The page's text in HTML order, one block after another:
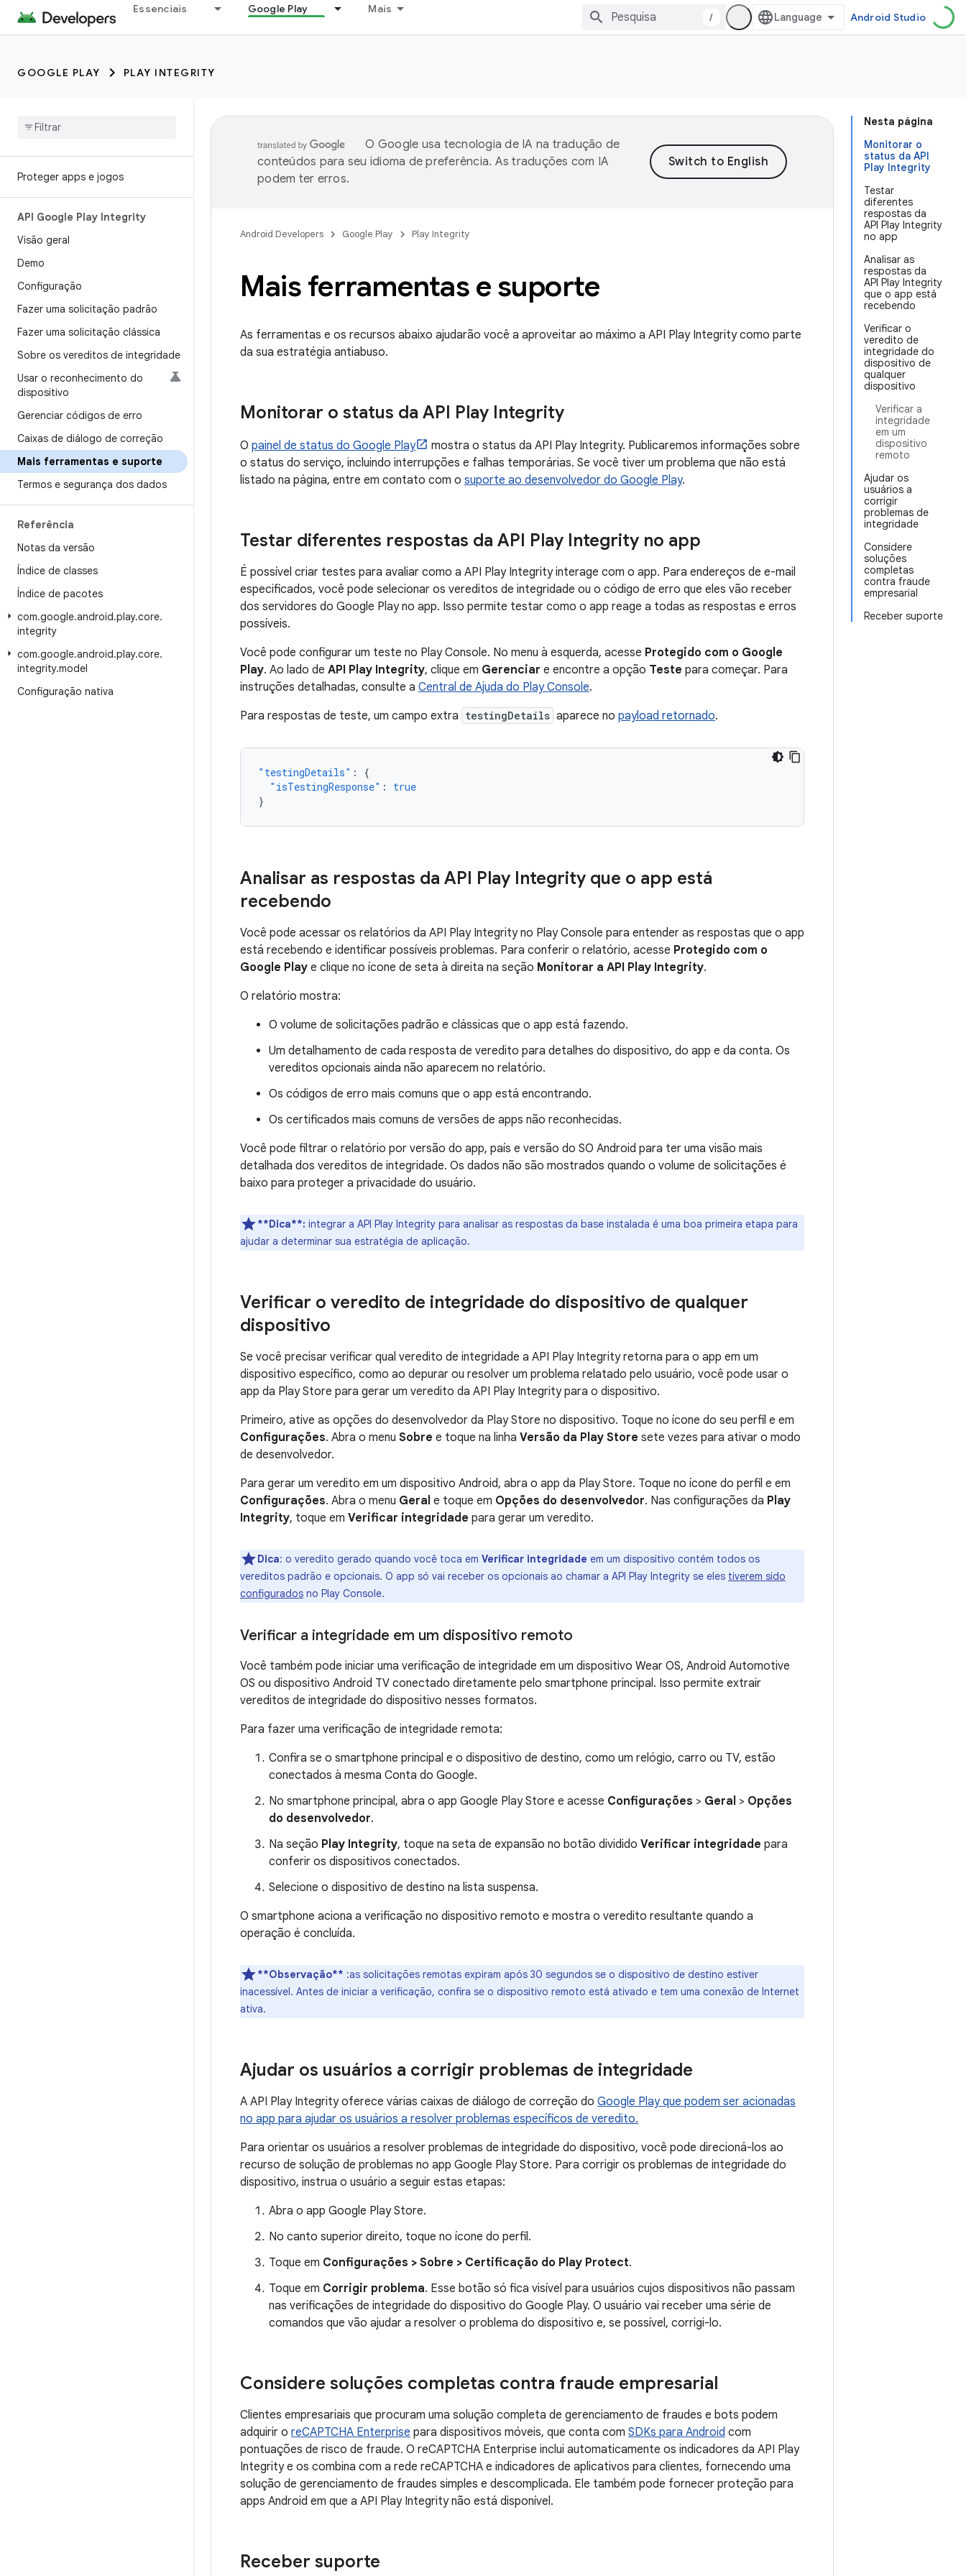
Essenciais Google Play Mais
/ Android Studio
GOOGLE PLAY PLAY INTEGRITY
Proteger apps e jogos
API Google Play Integrity
Visão geral
Demo
Configuração
Fazer uma solicitação padrão
Fazer uma solicitação clássica
Sobre os vereditos de integridade
Usar o reconhecimento do
dispositivo
Gerenciar códigos de erro
Caixas de diálogo de correção
Mais ferramentas e suporte
Termos e segurança dos dados
Referência
Notas da versão
Índice de classes
Índice de pacotes
com.google.android.play.core.
integrity
com.google.android.play.core.
integrity.model
Configuração nativa
Nesta página
Monitorar o
status da API
Play Integrity
Testar
diferentes
respostas da
API Play Integrity
no app
Analisar as
respostas da
API Play Integrity
que o app está
recebendo
Verificar o
veredito de
integridade do
dispositivo de
qualquer
dispositivo
Verificar a
integridade
em um
dispositivo
remoto
Ajudar os
usuários a
corrigir
problemas de
integridade
Considere
soluções
completas
contra fraude
empresarial
Receber suporte
O Google usa tecnologia de IA na tradução de
conteúdos para seu idioma de preferência. As traduções com IA
podem ter erros.
Android Developers Google Play Play Integrity
Mais ferramentas e suporte
As ferramentas e os recursos abaixo ajudarão você a aproveitar ao máximo a API Play Integrity como parte
da sua estratégia antiabuso.
Monitorar o status da API Play Integrity
O painel de status do Google Play
mostra o status da API Play Integrity. Publicaremos informações sobre
o status do serviço, incluindo interrupções e falhas temporárias. Se você tiver um problema que não está
listado na página, entre em contato com o suporte ao desenvolvedor do Google Play.
Testar diferentes respostas da API Play Integrity no app
É possível criar testes para avaliar como a API Play Integrity interage com o app. Para endereços de e-mail
especificados, você pode selecionar os vereditos de integridade ou o código de erro que eles vão receber
dos servidores do Google Play no app. Isso permite testar como o app reage a todas as respostas e erros
possíveis.
Você pode configurar um teste no Play Console. No menu à esquerda, acesse Protegido com o Google
Play. Ao lado de API Play Integrity, clique em Gerenciar e encontre a opção Teste para começar. Para
instruções detalhadas, consulte a Central de Ajuda do Play Console.
Para respostas de teste, um campo extra testingDetails aparece no payload retornado.
"testingDetails" :
{
"isTestingResponse" :
true
}
Analisar as respostas da API Play Integrity que o app está
recebendo
Você pode acessar os relatórios da API Play Integrity no Play Console para entender as respostas que o app
está recebendo e identificar possíveis problemas. Para conferir o relatório, acesse Protegido com o
Google Play e clique no ícone de seta à direita na seção Monitorar a API Play Integrity.
O relatório mostra:
O volume de solicitações padrão e clássicas que o app está fazendo.
Um detalhamento de cada resposta de veredito para detalhes do dispositivo, do app e da conta. Os
vereditos opcionais ainda não aparecem no relatório.
Os códigos de erro mais comuns que o app está encontrando.
Os certificados mais comuns de versões de apps não reconhecidas.
Você pode filtrar o relatório por versão do app, país e versão do SO Android para ter uma visão mais
detalhada dos vereditos de integridade. Os dados não são mostrados quando o volume de solicitações é
baixo para proteger a privacidade do usuário.
**Dica**: integrar a API Play Integrity para analisar as respostas da base instalada é uma boa primeira etapa para
ajudar a determinar sua estratégia de aplicação.
Verificar o veredito de integridade do dispositivo de qualquer
dispositivo
Se você precisar verificar qual veredito de integridade a API Play Integrity retorna para o app em um
dispositivo específico, como ao depurar ou resolver um problema relatado pelo usuário, você pode usar o
app da Play Store para gerar um veredito da API Play Integrity para o dispositivo.
Primeiro, ative as opções do desenvolvedor da Play Store no dispositivo. Toque no ícone do seu perfil e em
Configurações. Abra o menu Sobre e toque na linha Versão da Play Store sete vezes para ativar o modo
de desenvolvedor.
Para gerar um veredito em um dispositivo Android, abra o app da Play Store. Toque no ícone do perfil e em
Configurações. Abra o menu Geral e toque em Opções do desenvolvedor. Nas configurações da Play
Integrity, toque em Verificar integridade para gerar um veredito.
Dica: o veredito gerado quando você toca em Verificar integridade em um dispositivo contém todos os
vereditos padrão e opcionais. O app só vai receber os opcionais ao chamar a API Play Integrity se eles tiverem sido
configurados no Play Console.
Verificar a integridade em um dispositivo remoto
Você também pode iniciar uma verificação de integridade em um dispositivo Wear OS, Android Automotive
OS ou dispositivo Android TV conectado diretamente pelo smartphone principal. Isso permite extrair
vereditos de integridade do dispositivo nesses formatos.
Para fazer uma verificação de integridade remota:
Confira se o smartphone principal e o dispositivo de destino, como um relógio, carro ou TV, estão
conectados à mesma Conta do Google.
No smartphone principal, abra o app Google Play Store e acesse Configurações > Geral > Opções
do desenvolvedor.
Na seção Play Integrity, toque na seta de expansão no botão dividido Verificar integridade para
conferir os dispositivos conectados.
Selecione o dispositivo de destino na lista suspensa.
O smartphone aciona a verificação no dispositivo remoto e mostra o veredito resultante quando a
operação é concluída.
**Observação** :as solicitações remotas expiram após 30 segundos se o dispositivo de destino estiver
inacessível. Antes de iniciar a verificação, confira se o dispositivo remoto está ativado e tem uma conexão de Internet
ativa.
Ajudar os usuários a corrigir problemas de integridade
A API Play Integrity oferece várias caixas de diálogo de correção do Google Play que podem ser acionadas
no app para ajudar os usuários a resolver problemas específicos de veredito.
Para orientar os usuários a resolver problemas de integridade do dispositivo, você pode direcioná-los ao
recurso de solução de problemas no app Google Play Store. Para corrigir os problemas de integridade do
dispositivo, instrua o usuário a seguir estas etapas:
Abra o app Google Play Store.
No canto superior direito, toque no ícone do perfil.
Toque em Configurações > Sobre > Certificação do Play Protect.
Toque em Corrigir problema. Esse botão só fica visível para usuários cujos dispositivos não passam
nas verificações de integridade do dispositivo do Google Play. O usuário vai receber uma série de
comandos que vão ajudar a resolver o problema do dispositivo e, se possível, corrigi-lo.
Considere soluções completas contra fraude empresarial
Clientes empresariais que procuram uma solução completa de gerenciamento de fraudes e bots podem
adquirir o reCAPTCHA Enterprise para dispositivos móveis, que conta com SDKs para Android com
pontuações de risco de fraude. O reCAPTCHA Enterprise inclui automaticamente os indicadores da API Play
Integrity e os combina com a rede reCAPTCHA e indicadores de aplicativos para clientes, fornecendo uma
solução de gerenciamento de fraudes simples e descomplicada. Ele também pode fornecer proteção para
apps Android em que a API Play Integrity não está disponível.
Receber suporte